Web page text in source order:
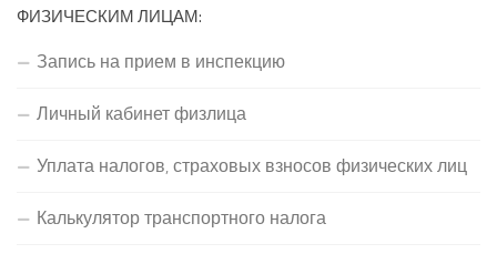
ФИЗИЧЕСКИМ ЛИЦАМ:
Запись на прием в инспекцию
Личный кабинет физлица
Уплата налогов, страховых взносов физических лиц
Калькулятор транспортного налога